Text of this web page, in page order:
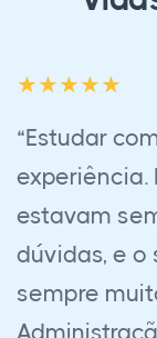
“Consegui
turismo
Deus e a
muito
coração por